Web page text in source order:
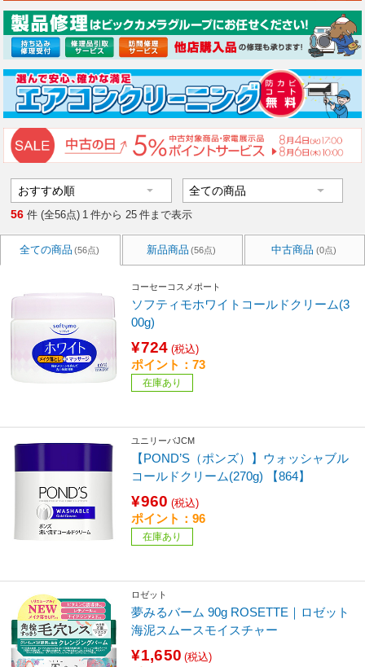
56 件 (全56点) 1 件から 25 件まで表示
全ての商品 (56点) 新品商品 (56点) 中古商品 (0点)
コーセーコスメポート
ソフティモホワイトコールドクリーム(3
00g)
¥724 (税込)
ポイント：73
在庫あり
ユニリーバJCM
【POND’S（ポンズ）】ウォッシャブル
コールドクリーム(270g) 【864】
¥960 (税込)
ポイント：96
在庫あり
ロゼット
夢みるバーム 90g ROSETTE｜ロゼット
海泥スムースモイスチャー
¥1,650 (税込)